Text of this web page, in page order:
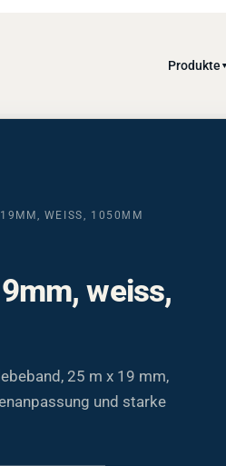
WEISS, 1050ΜM
weiss,
25 m x 19 mm,
und starke